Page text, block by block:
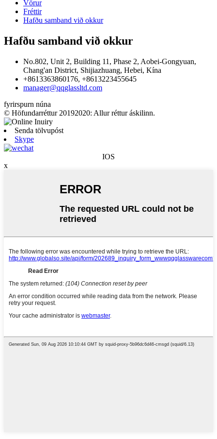
Vörur
Fréttir
Hafðu samband við okkur
Hafðu samband við okkur
No.802, Unit 2, Building 11, Phase 2, Aobei-Gongyuan,
Chang'an District, Shijiazhuang, Hebei, Kína
+8613363860176, +8613223455645
manager@qqglassltd.com
fyrirspurn núna
© Höfundarréttur 20192020: Allur réttur áskilinn.
Senda tölvupóst
Skype
IOS
x